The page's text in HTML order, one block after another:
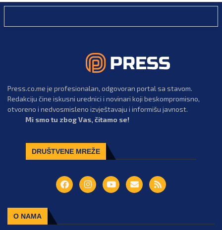
Press.co.me je profesionalan, odgovoran portal sa stavom.
Redakciju čine iskusni urednici i novinari koji beskompromisno,
otvoreno i nedvosmisleno izvještavaju i informišu javnost.
Mi smo tu zbog Vas, čitamo se!
DRUŠTVENE MREŽE
O NAMA